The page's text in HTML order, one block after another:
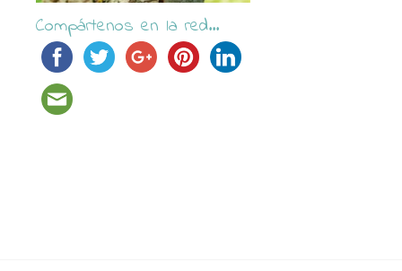
Compártenos en la red...